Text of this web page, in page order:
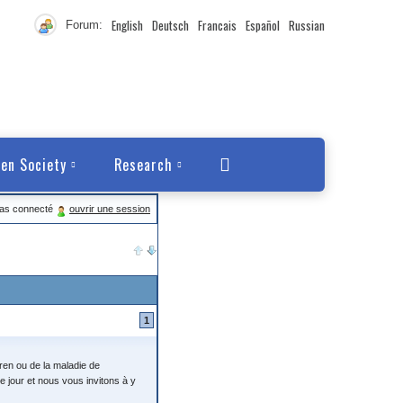
Forum: English Deutsch Francais Español Russian
Society Research
connecté ouvrir une session
1
ou de la maladie de
jour et nous vous invitons à y